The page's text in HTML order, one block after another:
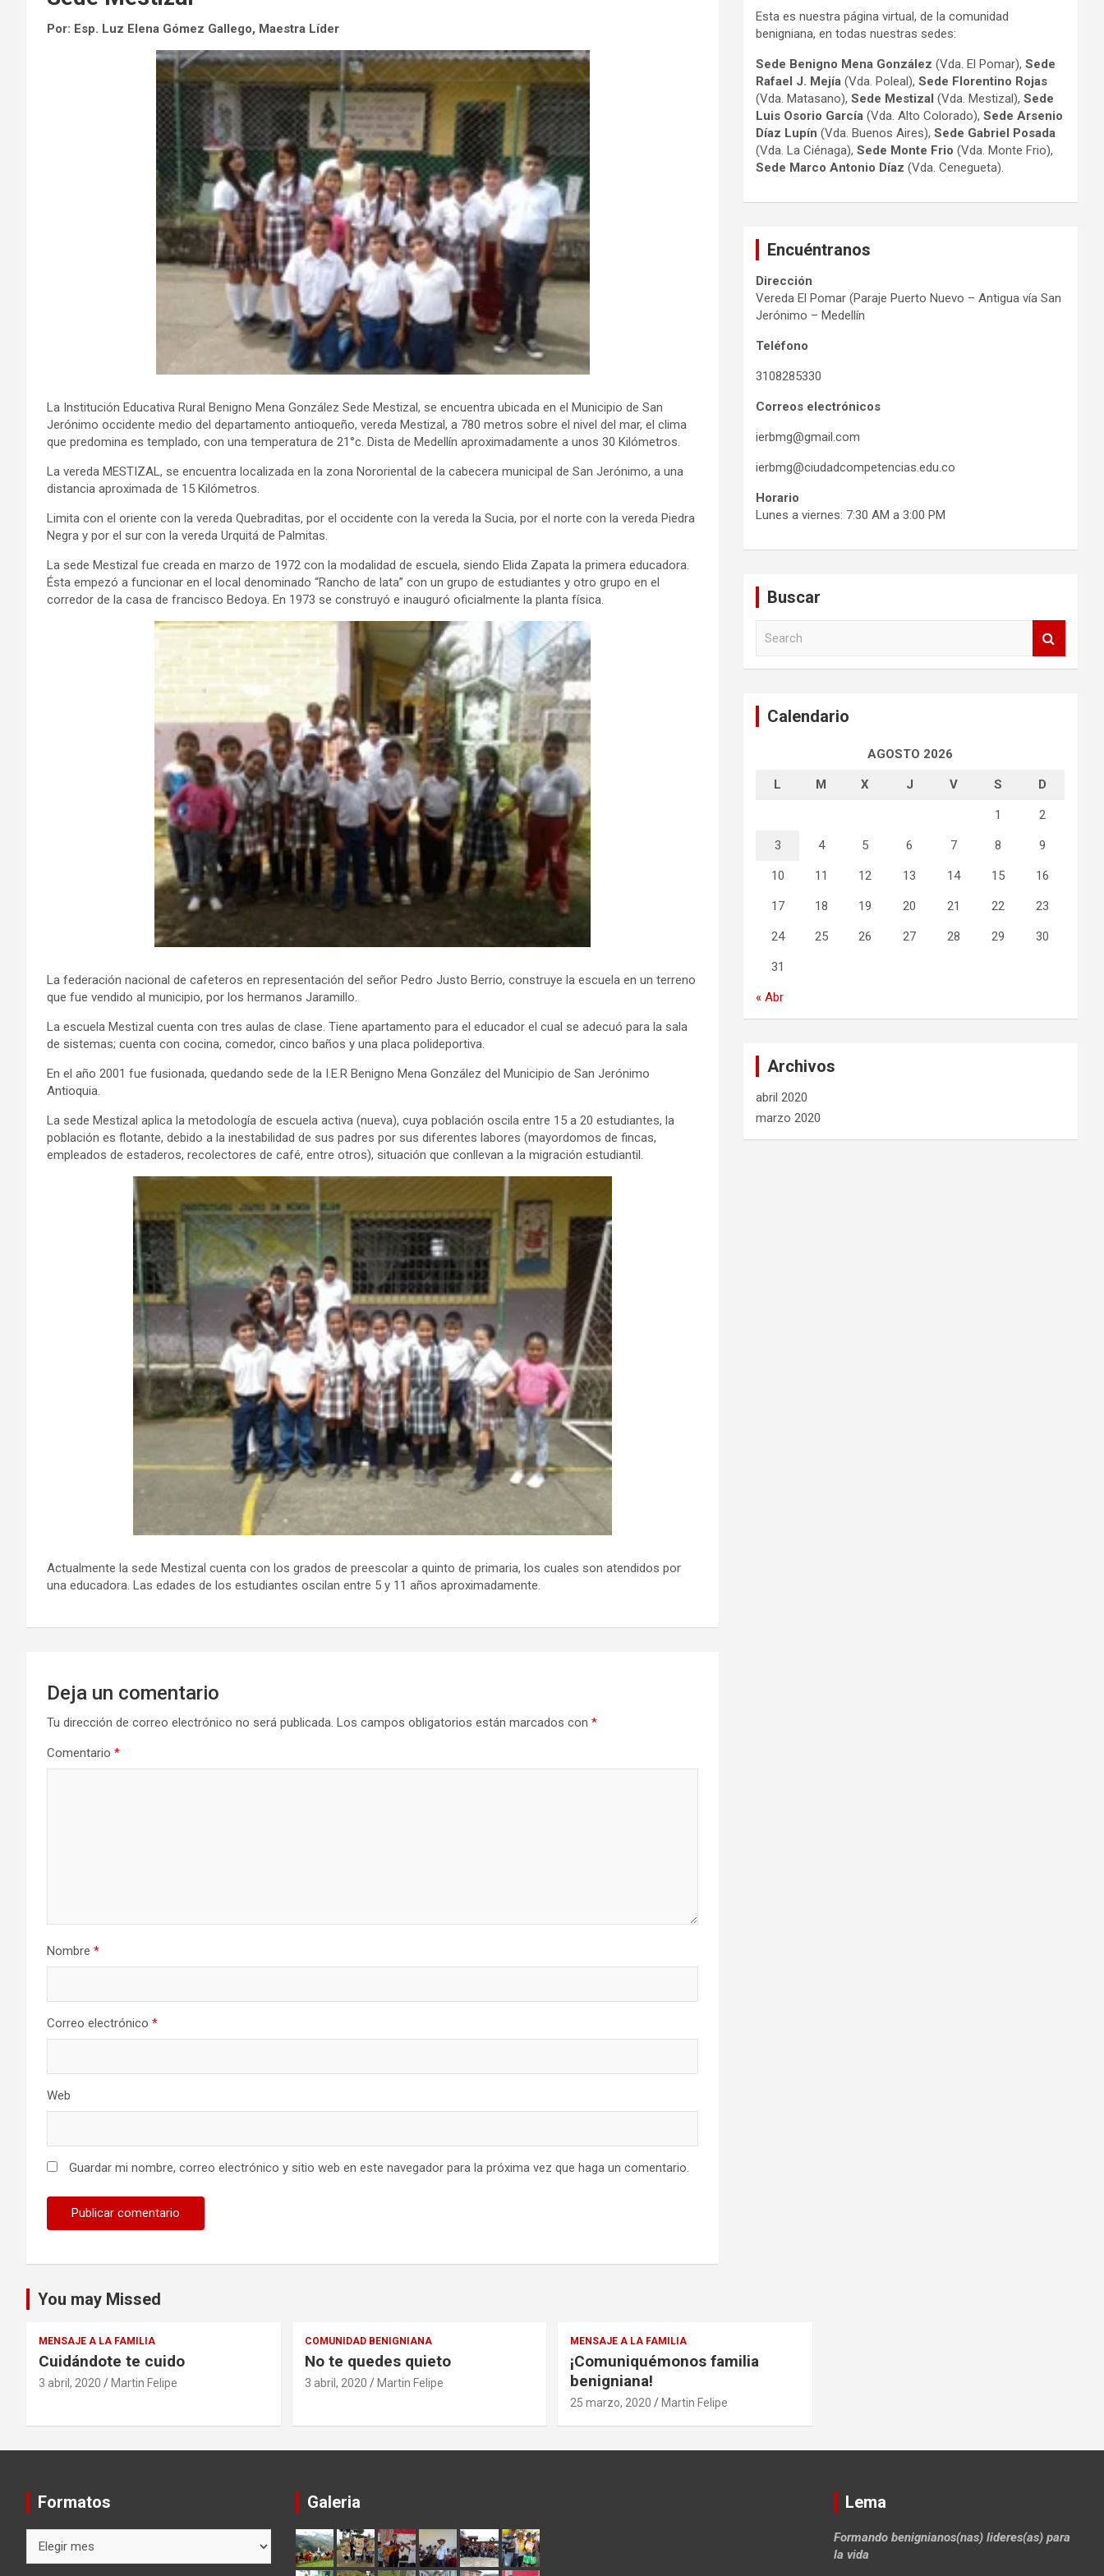
Por: Esp. Luz Elena Gómez Gallego, Maestra Líder
La Institución Educativa Rural Benigno Mena González Sede Mestizal, se encuentra ubicada en el Municipio de San
Jerónimo occidente medio del departamento antioqueño, vereda Mestizal, a 780 metros sobre el nivel del mar, el clima
que predomina es templado, con una temperatura de 21°c. Dista de Medellín aproximadamente a unos 30 Kilómetros.
La vereda MESTIZAL, se encuentra localizada en la zona Nororiental de la cabecera municipal de San Jerónimo, a una
distancia aproximada de 15 Kilómetros.
Limita con el oriente con la vereda Quebraditas, por el occidente con la vereda la Sucia, por el norte con la vereda Piedra
Negra y por el sur con la vereda Urquitá de Palmitas.
La sede Mestizal fue creada en marzo de 1972 con la modalidad de escuela, siendo Elida Zapata la primera educadora.
Ésta empezó a funcionar en el local denominado “Rancho de lata” con un grupo de estudiantes y otro grupo en el
corredor de la casa de francisco Bedoya. En 1973 se construyó e inauguró oficialmente la planta física.
La federación nacional de cafeteros en representación del señor Pedro Justo Berrio, construye la escuela en un terreno
que fue vendido al municipio, por los hermanos Jaramillo.
La escuela Mestizal cuenta con tres aulas de clase. Tiene apartamento para el educador el cual se adecuó para la sala
de sistemas; cuenta con cocina, comedor, cinco baños y una placa polideportiva.
En el año 2001 fue fusionada, quedando sede de la I.E.R Benigno Mena González del Municipio de San Jerónimo
Antioquia.
La sede Mestizal aplica la metodología de escuela activa (nueva), cuya población oscila entre 15 a 20 estudiantes, la
población es flotante, debido a la inestabilidad de sus padres por sus diferentes labores (mayordomos de fincas,
empleados de estaderos, recolectores de café, entre otros), situación que conllevan a la migración estudiantil.
Actualmente la sede Mestizal cuenta con los grados de preescolar a quinto de primaria, los cuales son atendidos por
una educadora. Las edades de los estudiantes oscilan entre 5 y 11 años aproximadamente.
Deja un comentario
Tu dirección de correo electrónico no será publicada. Los campos obligatorios están marcados con *
Comentario *
Nombre *
Correo electrónico *
Web
Guardar mi nombre, correo electrónico y sitio web en este navegador para la próxima vez que haga un comentario.
Esta es nuestra página virtual, de la comunidad
benigniana, en todas nuestras sedes:
Sede Benigno Mena González (Vda. El Pomar),Sede
Rafael J. Mejía (Vda. Poleal),Sede Florentino Rojas
(Vda. Matasano),Sede Mestizal (Vda. Mestizal),Sede
Luis Osorio García (Vda. Alto Colorado),Sede Arsenio
Díaz Lupín (Vda. Buenos Aires),Sede Gabriel Posada
(Vda. La Ciénaga),Sede Monte Frio (Vda. Monte Frio),
Sede Marco Antonio Díaz (Vda. Cenegueta).
Encuéntranos
Dirección
Vereda El Pomar (Paraje Puerto Nuevo – Antigua vía San
Jerónimo – Medellín
Teléfono
3108285330
Correos electrónicos
ierbmg@gmail.com
ierbmg@ciudadcompetencias.edu.co
Horario
Lunes a viernes: 7:30 AM a 3:00 PM
Buscar
Calendario
AGOSTO 2026
L M X J V S D
1 2
3 4 5 6 7 8 9
10 11 12 13 14 15 16
17 18 19 20 21 22 23
24 25 26 27 28 29 30
31
« Abr
Archivos
abril 2020
marzo 2020
You may Missed
MENSAJE A LA FAMILIA
Cuidándote te cuido
3 abril, 2020 Martin Felipe
COMUNIDAD BENIGNIANA
No te quedes quieto
3 abril, 2020 Martin Felipe
MENSAJE A LA FAMILIA
¡Comuniquémonos familia
benigniana!
25 marzo, 2020 Martin Felipe
Formatos Galeria Lema
Formando benignianos(nas) lideres(as) para
la vida